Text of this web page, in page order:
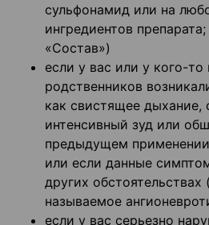
сульфонамид или на
ингредиентов
«Состав»)
если у вас или у кого-то
родственников
как свистящее дыхание,
интенсивный зуд или
предыдущем
или если данные
других обстоятельствах
называемое
если у вас серьезно